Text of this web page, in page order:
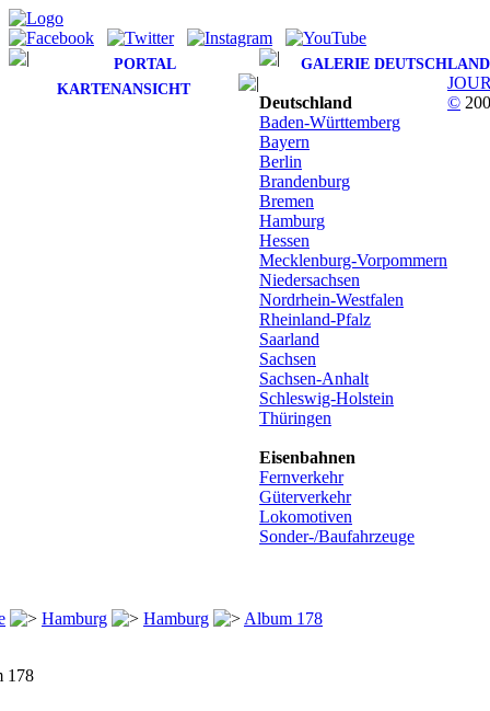
PORTAL
GALERIE DEUTSCHLAND
KARTENANSICHT
Deutschland
Baden-Württemberg
Bayern
Berlin
Brandenburg
Bremen
Hamburg
Hessen
Mecklenburg-Vorpommern
Niedersachsen
Nordrhein-Westfalen
Rheinland-Pfalz
Saarland
Sachsen
Sachsen-Anhalt
Schleswig-Holstein
Thüringen
Eisenbahnen
Fernverkehr
Güterverkehr
Lokomotiven
Sonder-/Baufahrzeuge
Hamburg Hamburg Album 178
178
©